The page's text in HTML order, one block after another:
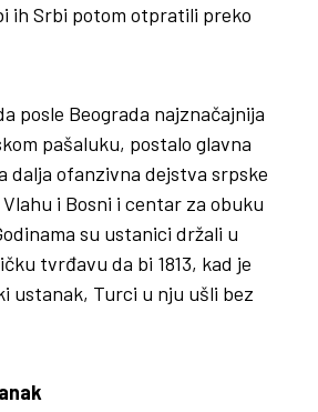
ih Srbi potom otpratili preko
posle Beograda najznačajnija
pašaluku, postalo glavna
dalja ofanzivna dejstva srpske
i Bosni i centar za obuku
su ustanici držali u
tvrđavu da bi 1813, kad je
ustanak, Turci u nju ušli bez